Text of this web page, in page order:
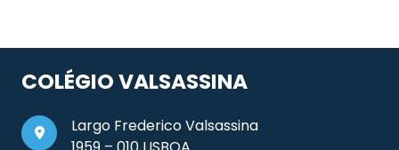
COLÉGIO VALSASSINA
Largo Frederico Valsassina